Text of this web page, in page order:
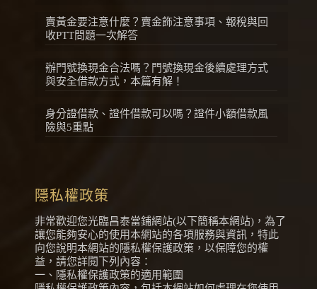
賣黃金要注意什麼？賣金飾注意事項、報稅與回
收PTT問題一次解答
辦門號換現金合法嗎？門號換現金後續處理方式
與安全借款方式，本篇有解！
身分證借款、證件借款可以嗎？證件小額借款風
險與5重點
隱私權政策
非常歡迎您光臨昌泰當鋪網站(以下簡稱本網站)，為了
讓您能夠安心的使用本網站的各項服務與資訊，特此
向您說明本網站的隱私權保護政策，以保障您的權
益，請您詳閱下列內容：
一、隱私權保護政策的適用範圍